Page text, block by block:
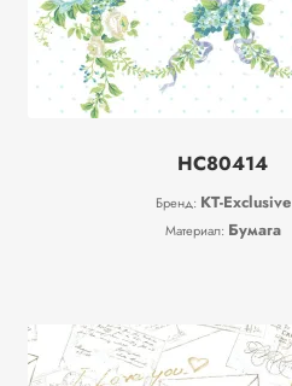
HC80414
Бренд: KT-Exclusive
Материал: Бумага